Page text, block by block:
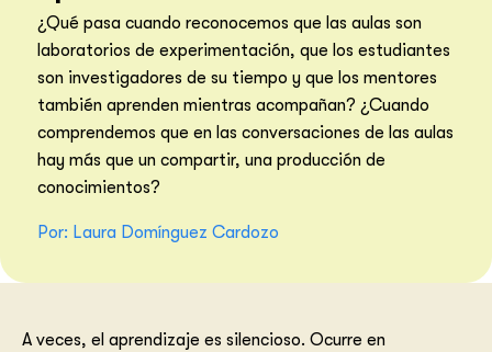
¿Qué pasa cuando reconocemos que las aulas son
laboratorios de experimentación, que los estudiantes
son investigadores de su tiempo y que los mentores
también aprenden mientras acompañan? ¿Cuando
comprendemos que en las conversaciones de las aulas
hay más que un compartir, una producción de
conocimientos?
Por: Laura Domínguez Cardozo
A veces, el aprendizaje es silencioso. Ocurre en